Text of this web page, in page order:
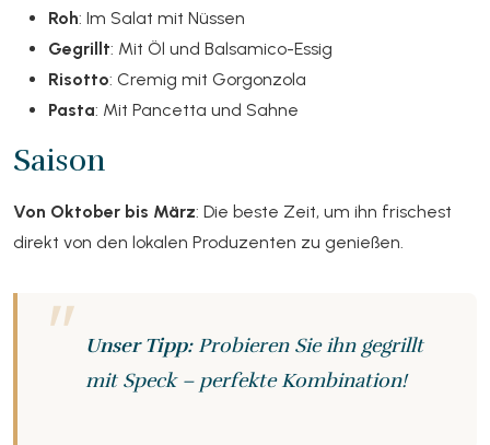
Roh: Im Salat mit Nüssen
Gegrillt: Mit Öl und Balsamico-Essig
Risotto: Cremig mit Gorgonzola
Pasta: Mit Pancetta und Sahne
Saison
Von Oktober bis März: Die beste Zeit, um ihn frischest
direkt von den lokalen Produzenten zu genießen.
Unser Tipp:Probieren Sie ihn gegrillt
mit Speck – perfekte Kombination!